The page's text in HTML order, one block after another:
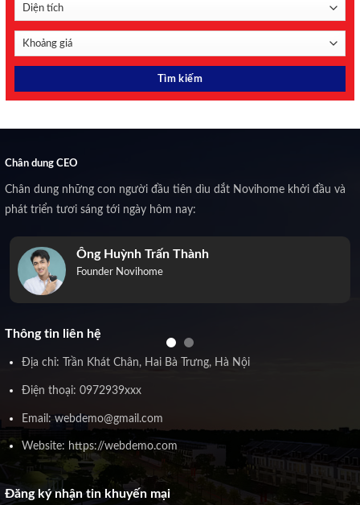
Chân dung CEO
Chân dung những con người đầu tiên dìu dắt Novihome khởi đầu và
phát triển tươi sáng tới ngày hôm nay:
Ông Huỳnh Trấn Thành
Founder Novihome
Thông tin liên hệ
Địa chỉ: Trần Khát Chân, Hai Bà Trưng, Hà Nội
Điện thoại: 0972939xxx
Email: webdemo@gmail.com
Website: https://webdemo.com
Đăng ký nhận tin khuyến mại